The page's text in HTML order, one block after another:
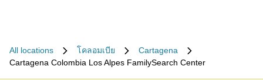
All locations โคลอมเบีย
Cartagena
Cartagena Colombia Los Alpes FamilySearch Center